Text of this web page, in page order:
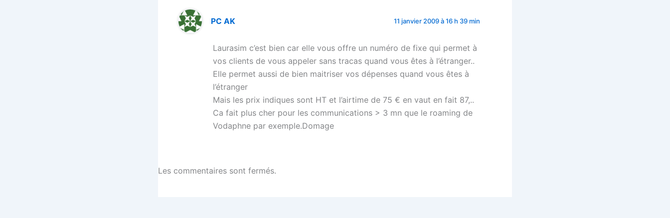
PC AK 11 janvier 2009 à 16 h 39 min
Laurasim c’est bien car elle vous offre un numéro de fixe qui permet à
vos clients de vous appeler sans tracas quand vous êtes à l’étranger..
Elle permet aussi de bien maitriser vos dépenses quand vous êtes à
l’étranger
Mais les prix indiques sont HT et l’airtime de 75 € en vaut en fait 87,..
Ca fait plus cher pour les communications > 3 mn que le roaming de
Vodaphne par exemple.Domage
Les commentaires sont fermés.